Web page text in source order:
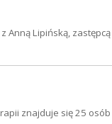
Lipińską,
znajduje się 25 osób